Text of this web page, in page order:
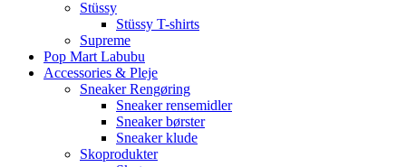
Stüssy
Stüssy T-shirts
Supreme
Pop Mart Labubu
Accessories & Pleje
Sneaker Rengøring
Sneaker rensemidler
Sneaker børster
Sneaker klude
Skoprodukter